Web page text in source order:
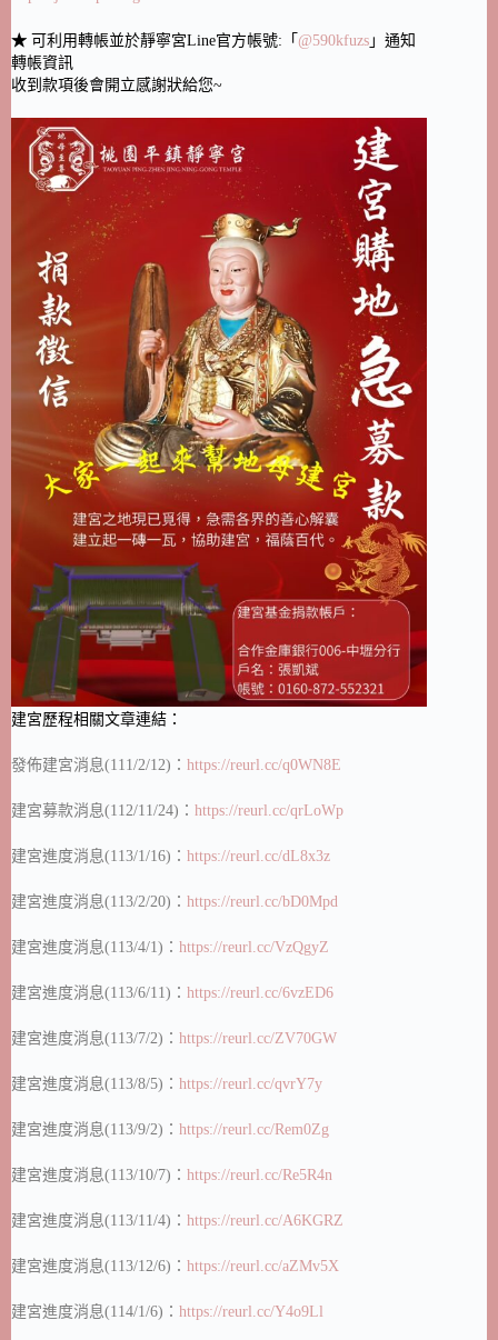
★ 可利用轉帳並於靜寧宮Line官方帳號:「 @590kfuzs 」通知
轉帳資訊
收到款項後會開立感謝狀給您~
建宮歷程相關文章連結：
發佈建宮消息(111/2/12)： https://reurl.cc/q0WN8E
建宮募款消息(112/11/24)： https://reurl.cc/qrLoWp
建宮進度消息(113/1/16)： https://reurl.cc/dL8x3z
建宮進度消息(113/2/20)： https://reurl.cc/bD0Mpd
建宮進度消息(113/4/1)： https://reurl.cc/VzQgyZ
建宮進度消息(113/6/11)： https://reurl.cc/6vzED6
建宮進度消息(113/7/2)： https://reurl.cc/ZV70GW
建宮進度消息(113/8/5)： https://reurl.cc/qvrY7y
建宮進度消息(113/9/2)： https://reurl.cc/Rem0Zg
建宮進度消息(113/10/7)： https://reurl.cc/Re5R4n
建宮進度消息(113/11/4)： https://reurl.cc/A6KGRZ
建宮進度消息(113/12/6)： https://reurl.cc/aZMv5X
建宮進度消息(114/1/6)： https://reurl.cc/Y4o9Ll